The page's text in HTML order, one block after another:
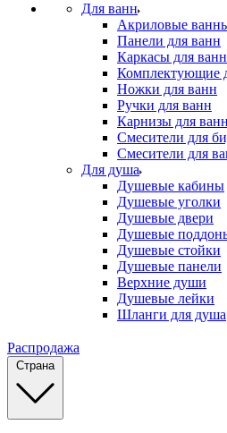
Для ванн
Акриловые
Панели для ванн
Каркасы для ванн
Комплектующие
Ножки для ванн
Ручки для ванн
Карнизы для ванн
Смесители для
Смесители для
Для душа
Душевые кабины
Душевые уголки
Душевые двери
Душевые
Душевые стойки
Душевые панели
Верхние души
Душевые лейки
Шланги для душа
Распродажа
Страна